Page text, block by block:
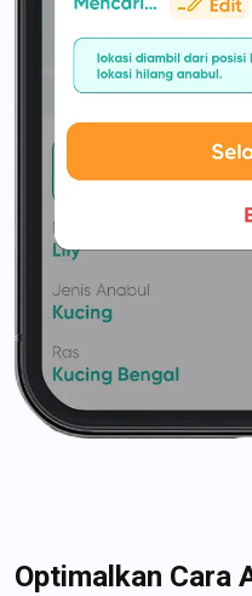
Optimalkan Cara